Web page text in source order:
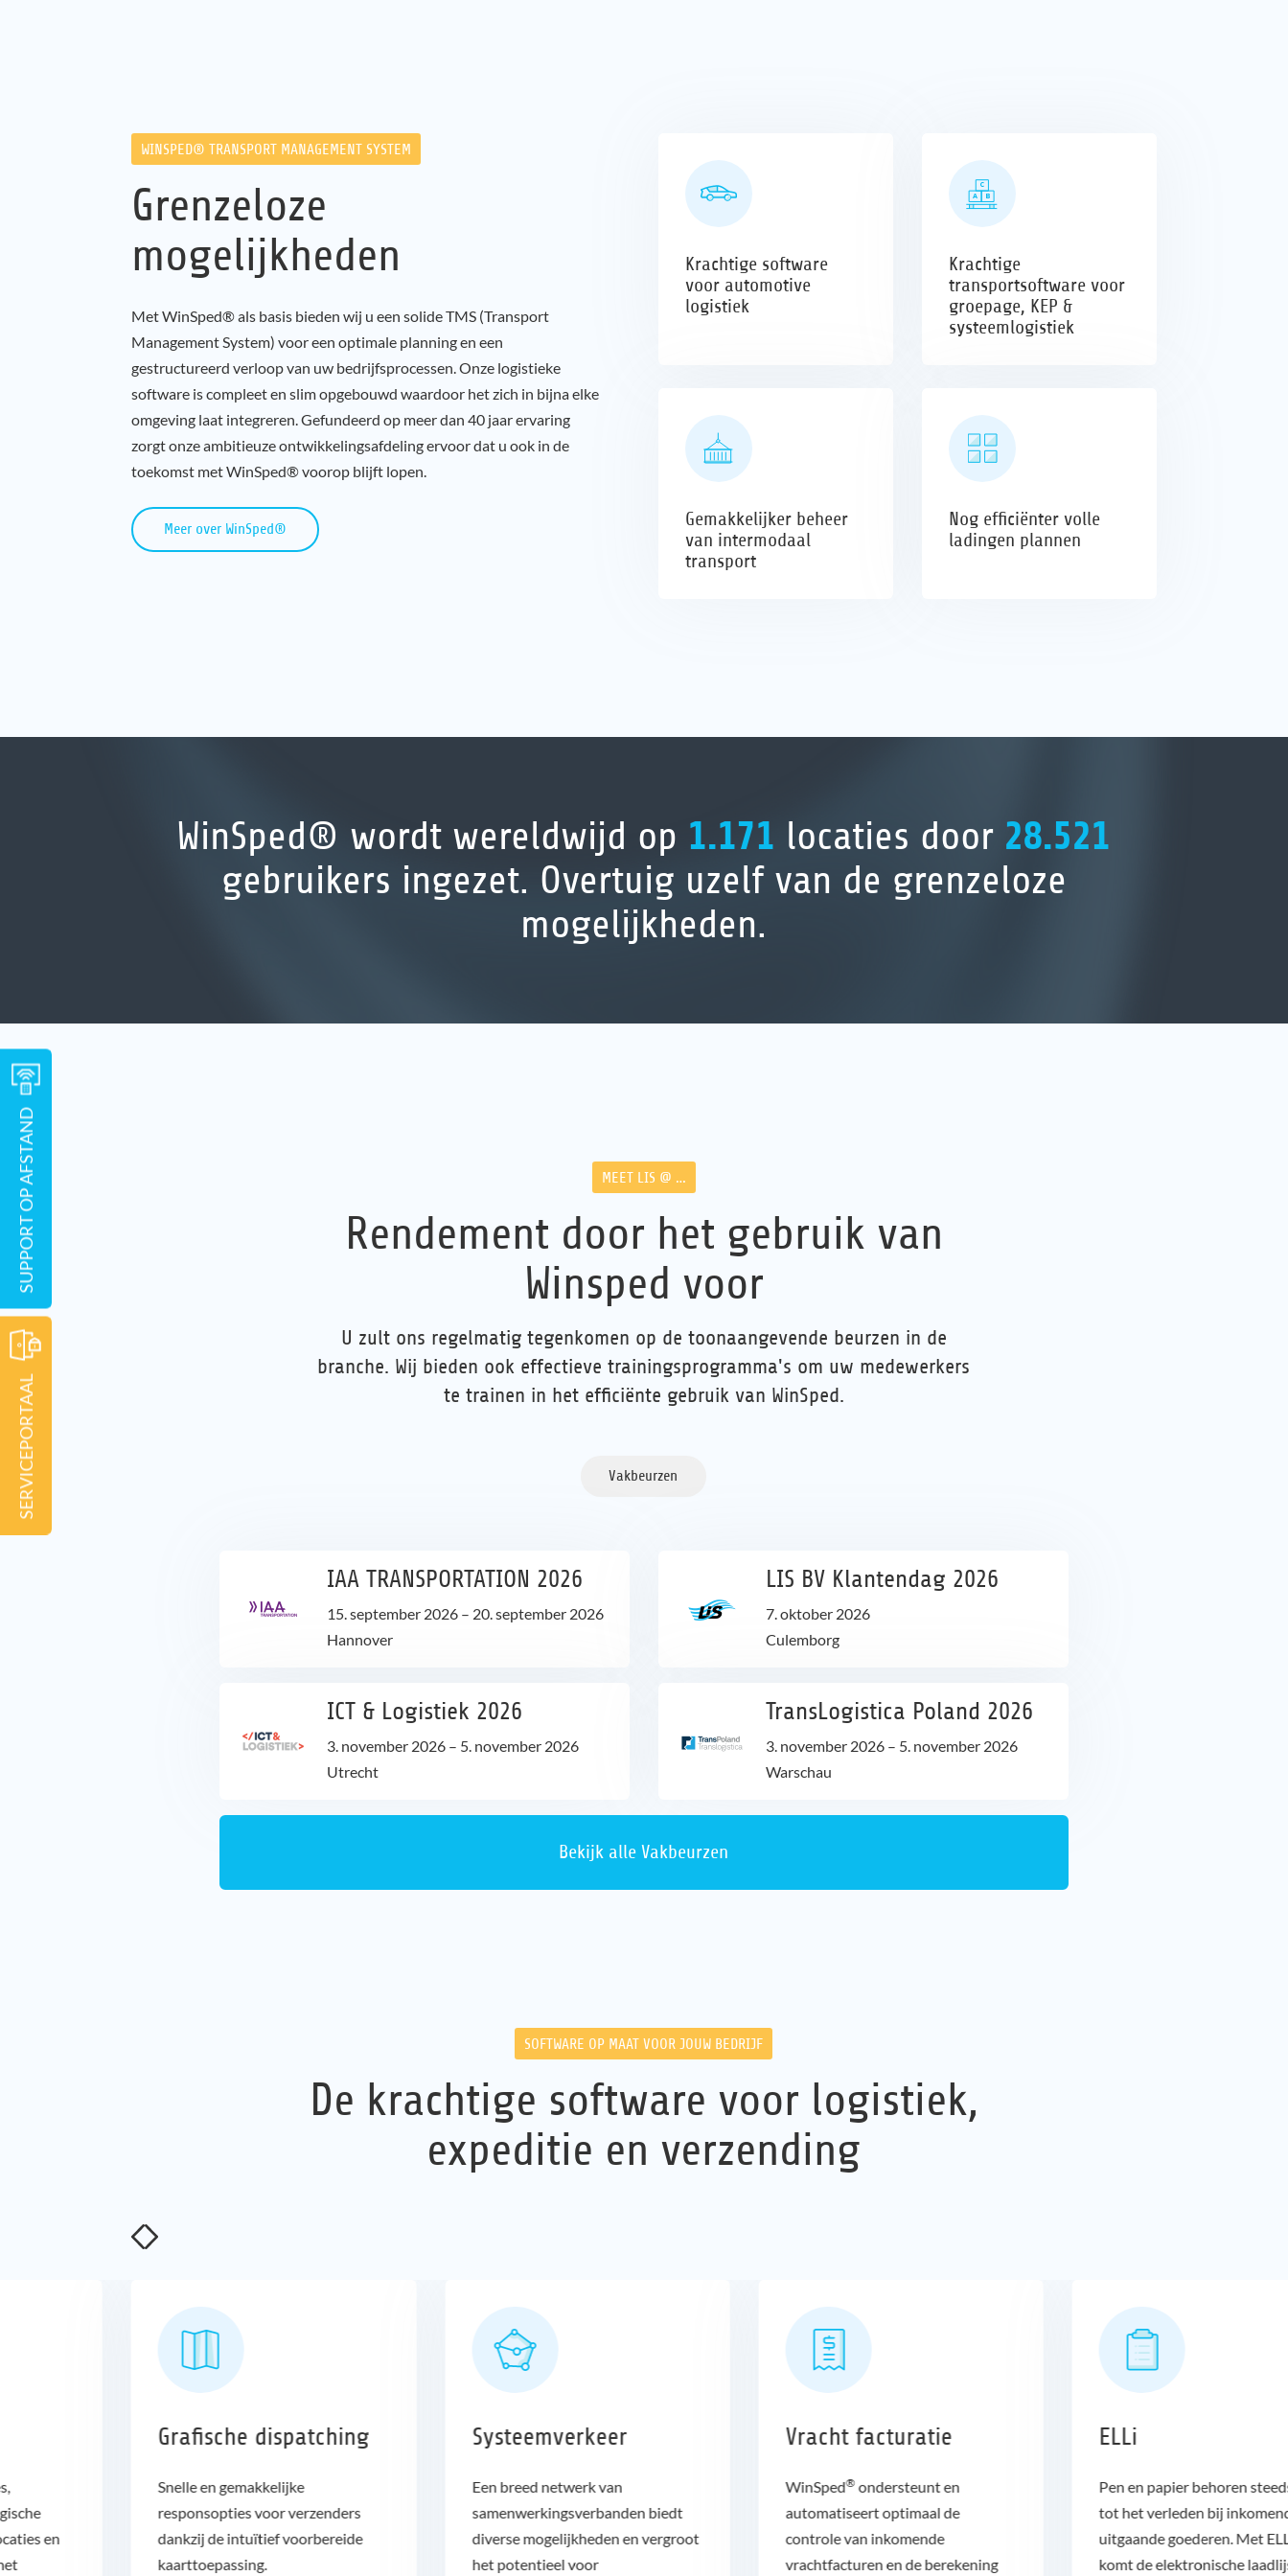
WINSPED® TRANSPORT MANAGEMENT SYSTEM
Grenzeloze
mogelijkheden
Met WinSped® als basis bieden wij u een solide TMS (Transport
Management System) voor een optimale planning en een
gestructureerd verloop van uw bedrijfsprocessen. Onze logistieke
software is compleet en slim opgebouwd waardoor het zich in bijna elke
omgeving laat integreren. Gefundeerd op meer dan 40 jaar ervaring
zorgt onze ambitieuze ontwikkelingsafdeling ervoor dat u ook in de
toekomst met WinSped® voorop blijft lopen.
Meer over WinSped®
Krachtige software
voor automotive
logistiek
Krachtige
transportsoftware voor
groepage, KEP &
systeemlogistiek
Gemakkelijker beheer
van intermodaal
transport
Nog efficiënter volle
ladingen plannen
WinSped® wordt wereldwijd op 1.171 locaties door 28.521
gebruikers ingezet. Overtuig uzelf van de grenzeloze
mogelijkheden.
MEET LIS @ …
Rendement door het gebruik van
Winsped voor
U zult ons regelmatig tegenkomen op de toonaangevende beurzen in de
branche. Wij bieden ook effectieve trainingsprogramma's om uw medewerkers
te trainen in het efficiënte gebruik van WinSped.
Vakbeurzen
IAA TRANSPORTATION 2026
15. september 2026– 20. september 2026
Hannover
LIS BV Klantendag 2026
7. oktober 2026
Culemborg
ICT & Logistiek 2026
3. november 2026– 5. november 2026
Utrecht
TransLogistica Poland 2026
3. november 2026– 5. november 2026
Warschau
Bekijk alle Vakbeurzen
SOFTWARE OP MAAT VOOR JOUW BEDRIJF
De krachtige software voor logistiek,
expeditie en verzending
en
Grafische dispatching
Snelle en gemakkelijke
responsopties voor verzenders
dankzij de intuïtief voorbereide
kaarttoepassing.
Systeemverkeer
Een breed netwerk van
samenwerkingsverbanden biedt
diverse mogelijkheden en vergroot
het potentieel voor
Vracht facturatie
WinSped® ondersteunt en
automatiseert optimaal de
controle van inkomende
vrachtfacturen en de berekening
ELLi
Pen en papier behoren
tot het verleden bij
uitgaande goederen. Met
komt de elektronische
SERVICEPORTAAL
SUPPORT OP AFSTAND